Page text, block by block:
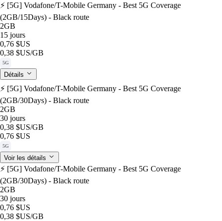
⚡️ [5G] Vodafone/T-Mobile Germany - Best 5G Coverage
(2GB/15Days) - Black route
2GB
15 jours
0,76 $US
0,38 $US/GB
5G
Détails
⚡️ [5G] Vodafone/T-Mobile Germany - Best 5G Coverage
(2GB/30Days) - Black route
2GB
30 jours
0,38 $US/GB
0,76 $US
5G
Voir les détails
⚡️ [5G] Vodafone/T-Mobile Germany - Best 5G Coverage
(2GB/30Days) - Black route
2GB
30 jours
0,76 $US
0,38 $US/GB